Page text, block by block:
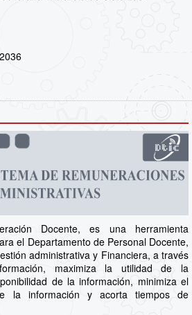
Docente, es una herramienta
el Departamento de Personal Docente,
administrativa y Financiera, a través
maximiza la utilidad de la
de la información, minimiza el
la información y acorta tiempos de